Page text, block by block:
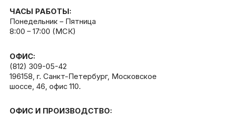
ЧАСЫ РАБОТЫ:
Понедельник – Пятница
8:00 – 17:00 (МСК)
ОФИС:
(812) 309-05-42
196158, г. Санкт-Петербург, Московское
шоссе, 46, офис 110.
ОФИС И ПРОИЗВОДСТВО: